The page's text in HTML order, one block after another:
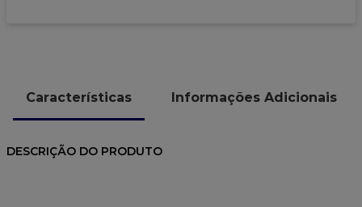
Características Informações Adicionais
DESCRIÇÃO DO PRODUTO